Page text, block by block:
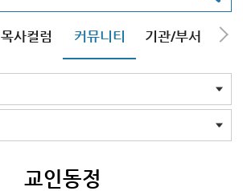
목사컬럼 커뮤니티 기관/부서 선
교인동정